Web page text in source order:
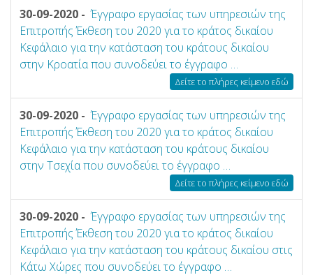
30-09-2020 - Έγγραφο εργασίας των υπηρεσιών της
Επιτροπής Έκθεση του 2020 για το κράτος δικαίου
Κεφάλαιο για την κατάσταση του κράτους δικαίου
στην Κροατία που συνοδεύει το έγγραφο …
Δείτε το πλήρες κείμενο εδώ
30-09-2020 - Έγγραφο εργασίας των υπηρεσιών της
Επιτροπής Έκθεση του 2020 για το κράτος δικαίου
Κεφάλαιο για την κατάσταση του κράτους δικαίου
στην Τσεχία που συνοδεύει το έγγραφο …
Δείτε το πλήρες κείμενο εδώ
30-09-2020 - Έγγραφο εργασίας των υπηρεσιών της
Επιτροπής Έκθεση του 2020 για το κράτος δικαίου
Κεφάλαιο για την κατάσταση του κράτους δικαίου στις
Κάτω Χώρες που συνοδεύει το έγγραφο …